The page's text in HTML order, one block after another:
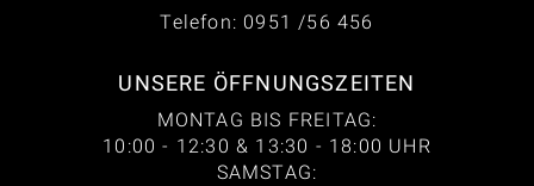
Telefon: 0951 /56 456
UNSERE ÖFFNUNGSZEITEN
MONTAG BIS FREITAG:
10:00 - 12:30 & 13:30 - 18:00 UHR
SAMSTAG: